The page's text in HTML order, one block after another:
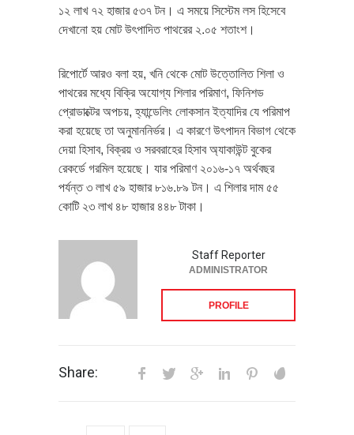
১২ লাখ ৭২ হাজার ৫৩৭ টন। এ সময়ে সিস্টেম লস হিসেবে
দেখানো হয় মোট উৎপাদিত পাথরের ২.০৫ শতাংশ।
রিপোর্টে আরও বলা হয়, খনি থেকে মোট উত্তোলিত শিলা ও
পাথরের মধ্যে বিক্রি অযোগ্য শিলার পরিমাণ, ফিনিশড
প্রোডাক্টের অপচয়, হ্যান্ডেলিং লোকসান ইত্যাদির যে পরিমাপ
করা হয়েছে তা অনুমাননির্ভর। এ কারণে উৎপাদন বিভাগ থেকে
দেয়া হিসাব, বিক্রয় ও সরবরাহের হিসাব অ্যাকাউন্ট বুকের
রেকর্ডে গরমিল হয়েছে। যার পরিমাণ ২০১৬-১৭ অর্থবছর
পর্যন্ত ৩ লাখ ৫৯ হাজার ৮১৬.৮৯ টন। এ শিলার দাম ৫৫
কোটি ২৩ লাখ ৪৮ হাজার ৪৪৮ টাকা।
Staff Reporter
ADMINISTRATOR
PROFILE
Share: